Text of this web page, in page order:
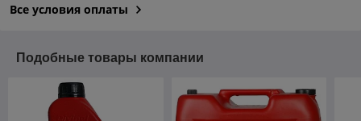
Все условия оплаты
Подобные товары компании